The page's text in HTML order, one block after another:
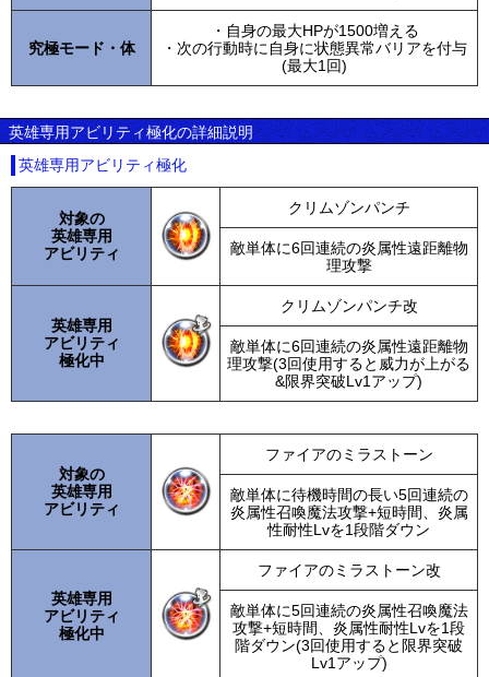
究極モード・体
・自身の最大HPが1500増える
・次の行動時に自身に状態異常バリアを付与
(最大1回)
英雄専用アビリティ極化の詳細説明
英雄専用アビリティ極化
対象の
英雄専用
アビリティ
クリムゾンパンチ
敵単体に6回連続の炎属性遠距離物
理攻撃
英雄専用
アビリティ
極化中
クリムゾンパンチ改
敵単体に6回連続の炎属性遠距離物
理攻撃(3回使用すると威力が上がる
&限界突破Lv1アップ)
対象の
英雄専用
アビリティ
ファイアのミラストーン
敵単体に待機時間の長い5回連続の
炎属性召喚魔法攻撃+短時間、炎属
性耐性Lvを1段階ダウン
英雄専用
アビリティ
極化中
ファイアのミラストーン改
敵単体に5回連続の炎属性召喚魔法
攻撃+短時間、炎属性耐性Lvを1段
階ダウン(3回使用すると限界突破
Lv1アップ)